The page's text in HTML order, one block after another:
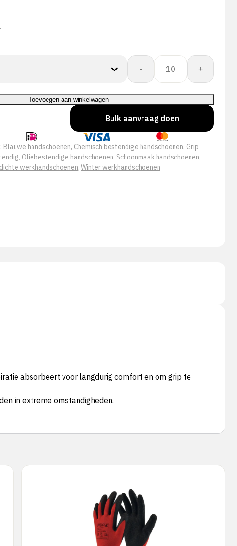
-
Showa
495
aantal
+
Toevoegen aan winkelwagen
Bulk aanvraag doen
Blauwe handschoenen, Chemisch bestendige handschoenen, Grip
, Oliebestendige handschoenen, Schoonmaak handschoenen,
werkhandschoenen, Winter werkhandschoenen
absorbeert voor langdurig comfort en om grip te
in extreme omstandigheden.